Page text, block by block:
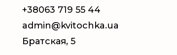
+38063 719 55 44
admin@kvitochka.ua
Братская, 5